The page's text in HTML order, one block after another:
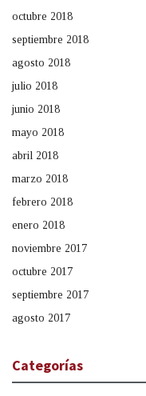
octubre 2018
septiembre 2018
agosto 2018
julio 2018
junio 2018
mayo 2018
abril 2018
marzo 2018
febrero 2018
enero 2018
noviembre 2017
octubre 2017
septiembre 2017
agosto 2017
Categorías